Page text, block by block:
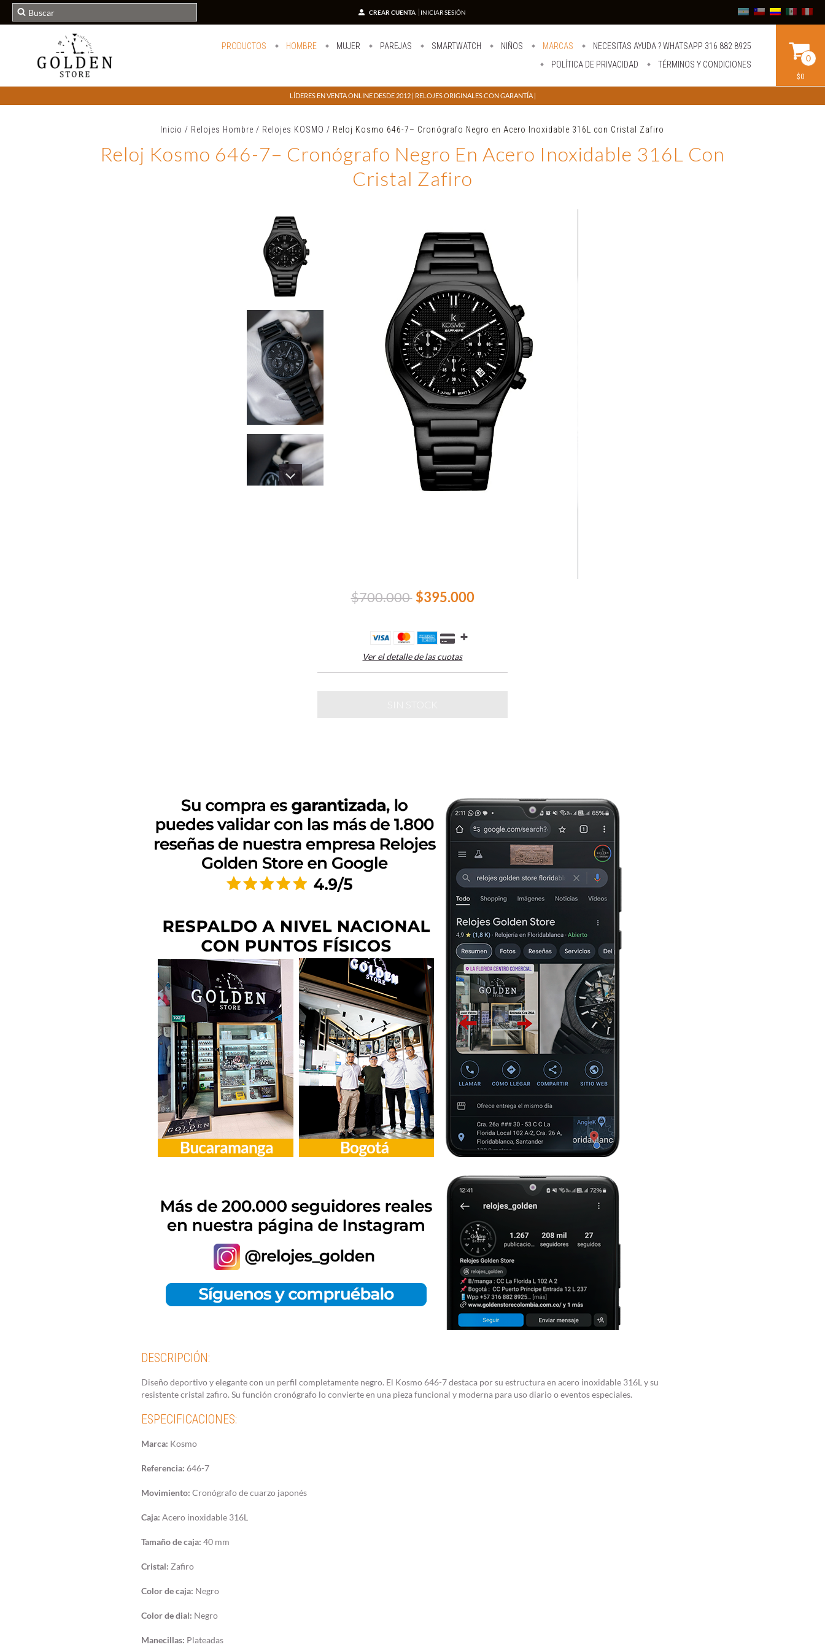
CREAR CUENTA INICIAR SESIÓN
PRODUCTOS HOMBRE MUJER PAREJAS SMARTWATCH NIÑOS MARCAS
NECESITAS AYUDA ? WHATSAPP 316 882 8925
POLÍTICA DE PRIVACIDAD
TÉRMINOS Y CONDICIONES
0
$0
LÍDERES EN VENTA ONLINE DESDE 2012 | RELOJES ORIGINALES CON GARANTÍA |
Inicio / Relojes Hombre / Relojes KOSMO / Reloj Kosmo 646-7– Cronógrafo Negro en Acero Inoxidable 316L con Cristal Zafiro
Reloj Kosmo 646-7– Cronógrafo Negro En Acero Inoxidable 316L Con
Cristal Zafiro
$700.000 $395.000
Ver el detalle de las cuotas
DESCRIPCIÓN:
Diseño deportivo y elegante con un perfil completamente negro. El Kosmo 646-7 destaca por su estructura en acero inoxidable 316L y su
resistente cristal zafiro. Su función cronógrafo lo convierte en una pieza funcional y moderna para uso diario o eventos especiales.
ESPECIFICACIONES:
Marca: Kosmo
Referencia: 646-7
Movimiento: Cronógrafo de cuarzo japonés
Caja: Acero inoxidable 316L
Tamaño de caja: 40 mm
Cristal: Zafiro
Color de caja: Negro
Color de dial: Negro
Manecillas: Plateadas